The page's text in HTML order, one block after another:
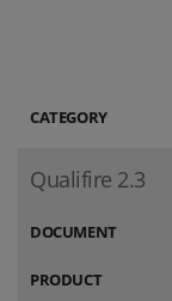
CATEGORY
Qualifire 2.3
DOCUMENT
PRODUCT